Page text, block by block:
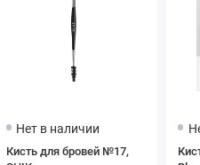
Нет в наличии
Кисть для бровей №17,